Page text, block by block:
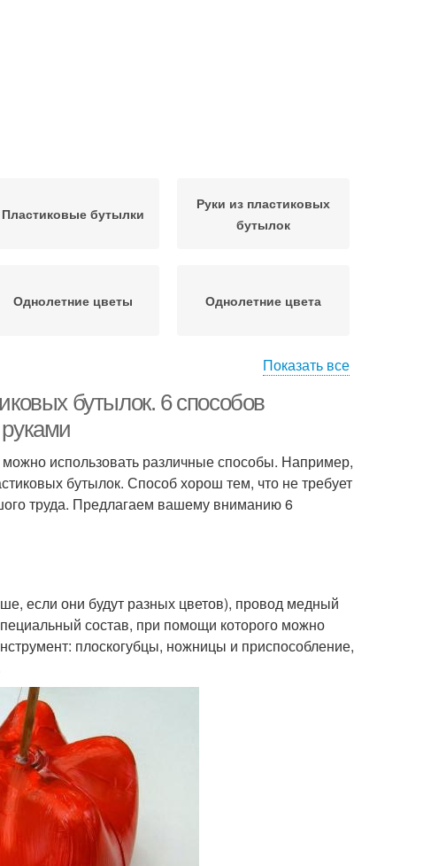
Пластиковые бутылки
Руки из пластиковых
бутылок
Однолетние цветы Однолетние цвета
Показать все
бутылок. 6 способов
использовать различные способы. Например,
бутылок. Способ хорош тем, что не требует
труда. Предлагаем вашему вниманию 6
если они будут разных цветов), провод медный
состав, при помощи которого можно
плоскогубцы, ножницы и приспособление,